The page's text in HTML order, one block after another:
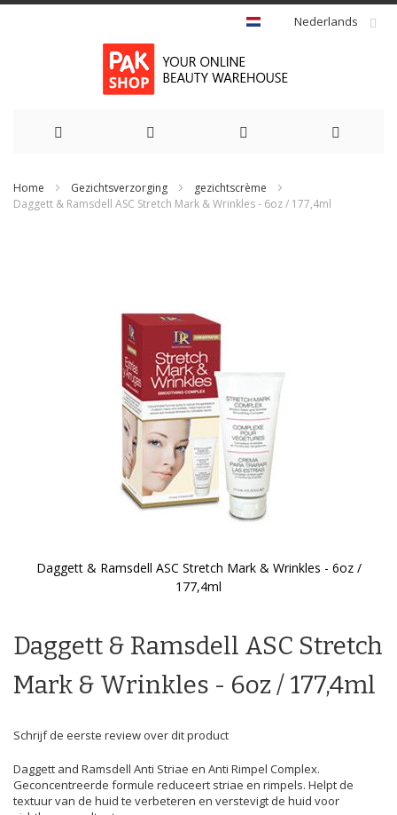
Nederlands
naar
Home Gezichtsverzorging
gezichtscrème
Daggett & Ramsdell ASC Stretch Mark & Wrinkles - 6oz / 177,4ml
Daggett & Ramsdell ASC Stretch Mark & Wrinkles - 6oz /
177,4ml
het
begin
de
Daggett & Ramsdell ASC Stretch
Mark & Wrinkles - 6oz / 177,4ml
Schrijf de eerste review over dit product
Daggett and Ramsdell Anti Striae en Anti Rimpel Complex.
Geconcentreerde formule reduceert striae en rimpels. Helpt de
textuur van de huid te verbeteren en verstevigt de huid voor